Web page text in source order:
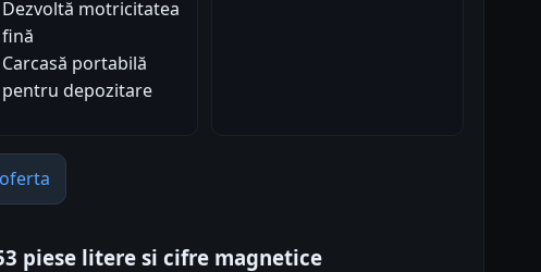
Dezvoltă motricitatea
fină
Carcasă portabilă
pentru depozitare
piese litere si cifre magnetice